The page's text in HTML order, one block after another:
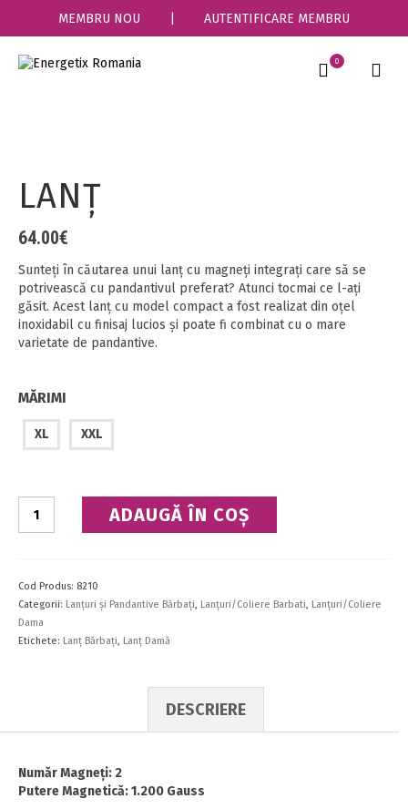
MEMBRU NOU AUTENTIFICARE MEMBRU
0
LANŢ
64.00€
Sunteţi în căutarea unui lanţ cu magneţi integraţi care să se
potrivească cu pandantivul preferat? Atunci tocmai ce l-aţi
găsit. Acest lanţ cu model compact a fost realizat din oțel
inoxidabil cu finisaj lucios şi poate fi combinat cu o mare
varietate de pandantive.
MĂRIMI
XL XXL
Lanţ
ADAUGĂ ÎN COȘ
Cod Produs: 8210
Categorii: Lanţuri şi Pandantive Bărbaţi, Lanţuri/Coliere Barbati, Lanţuri/Coliere
Dama
Etichete: Lanţ Bărbaţi, Lanţ Damă
DESCRIERE
Număr Magneţi: 2
Putere Magnetică: 1.200 Gauss